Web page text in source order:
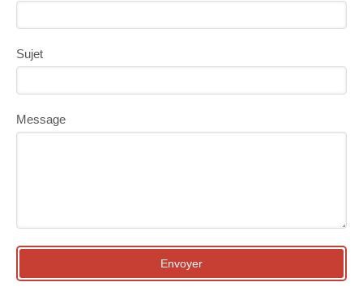
Sujet
Message
Envoyer